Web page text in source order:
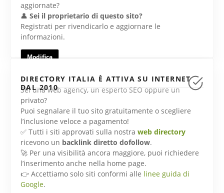
aggiornate?
👤 Sei il proprietario di questo sito?
Registrati per rivendicarlo e aggiornare le
informazioni.
Modifica
DIRECTORY ITALIA È ATTIVA SU INTERNET
DAL 2010
Sei una web agency, un esperto SEO oppure un
privato?
Puoi segnalare il tuo sito gratuitamente o scegliere
l’inclusione veloce a pagamento!
✅ Tutti i siti approvati sulla nostra web directory
ricevono un backlink diretto dofollow.
🚀 Per una visibilità ancora maggiore, puoi richiedere
l’inserimento anche nella home page.
👉 Accettiamo solo siti conformi alle linee guida di
Google.